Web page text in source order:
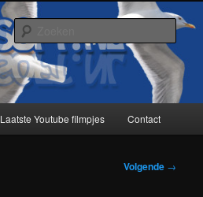
Laatste Youtube filmpjes Contact
Volgende →